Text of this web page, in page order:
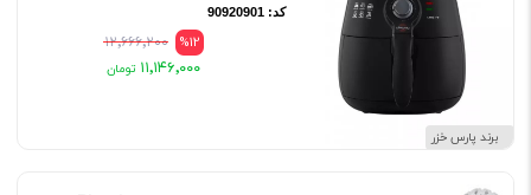
برند پارس خزر
کد: 90920901
%12 ۱۲٬۶۶۶٬۲۰۰
۱۱٬۱۴۶٬۰۰۰